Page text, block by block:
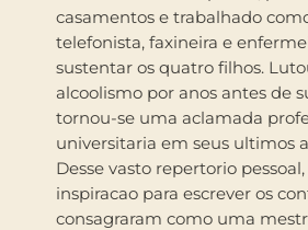
casamentos e trabalhado
telefonista, faxineira e
sustentar os quatro filhos.
alcoolismo por anos antes de
tornou-se uma aclamada
universitaria em seus ultimos
Desse vasto repertorio
inspiracao para escrever os
consagraram como uma